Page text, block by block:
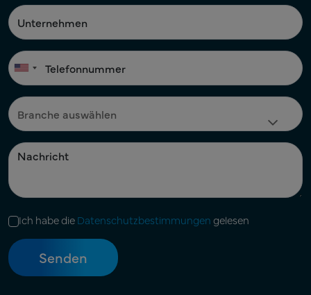
Ich habe dieDatenschutzbestimmungen gelesen